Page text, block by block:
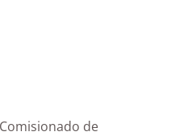
de